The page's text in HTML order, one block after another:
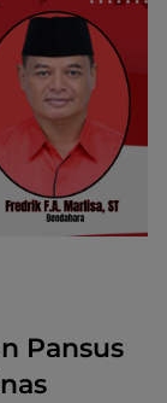
Pansus